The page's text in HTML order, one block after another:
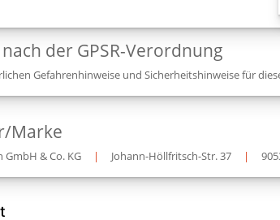
der GPSR-Verordnung
Gefahrenhinweise und Sicherheitshinweise für
Marke
& Co. KG | Johann-Höllfritsch-Str. 37 |